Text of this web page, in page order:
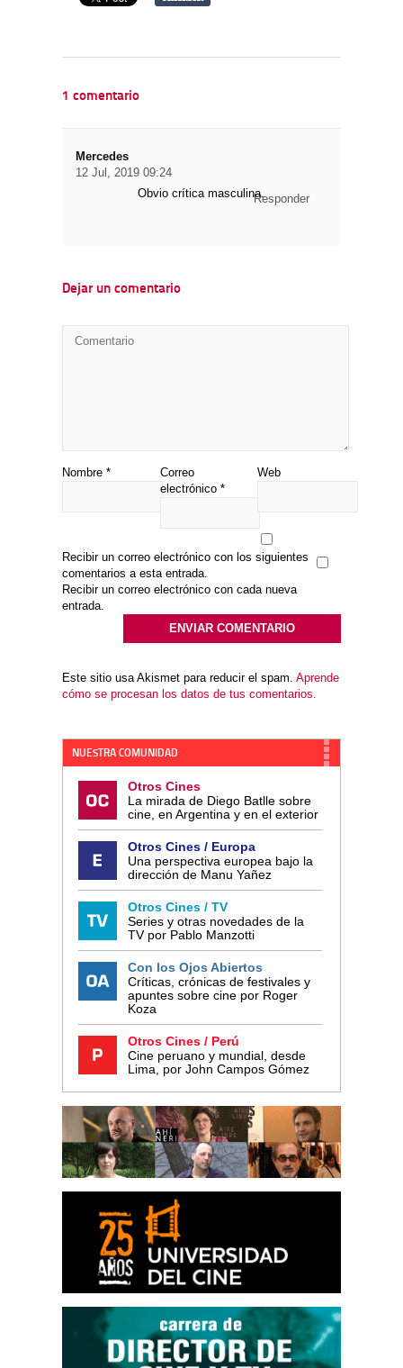
1 comentario
Mercedes
12 Jul, 2019 09:24
Obvio crítica masculina.Responder
Dejar un comentario
Nombre *
Correo
electrónico *
Web
Recibir un correo electrónico con los siguientes
comentarios a esta entrada.
Recibir un correo electrónico con cada nueva
entrada.
Este sitio usa Akismet para reducir el spam. Aprende
cómo se procesan los datos de tus comentarios.
NUESTRA COMUNIDAD
Otros Cines
La mirada de Diego Batlle sobre
cine, en Argentina y en el exterior
Otros Cines / Europa
Una perspectiva europea bajo la
dirección de Manu Yañez
Otros Cines / TV
Series y otras novedades de la
TV por Pablo Manzotti
Con los Ojos Abiertos
Críticas, crónicas de festivales y
apuntes sobre cine por Roger
Koza
Otros Cines / Perú
Cine peruano y mundial, desde
Lima, por John Campos Gómez